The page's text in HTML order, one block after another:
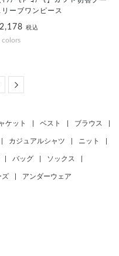
リーブワンピース
税込
colors
Next
ケット ベスト ブラウス
カジュアルシャツ ニット
バッグ ソックス
ズ アンダーウェア